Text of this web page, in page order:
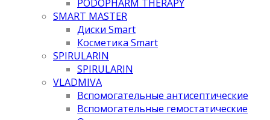
PODOPHARM THERAPY
SMART MASTER
Диски Smart
Косметика Smart
SPIRULARIN
SPIRULARIN
VLADMIVA
Вспомогательные антисептические
Вспомогательные гемостатические